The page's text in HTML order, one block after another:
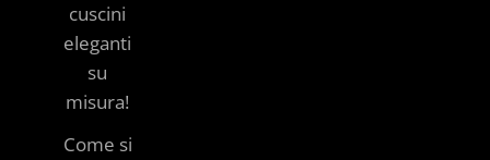
cuscini
eleganti
su
misura!
Come si